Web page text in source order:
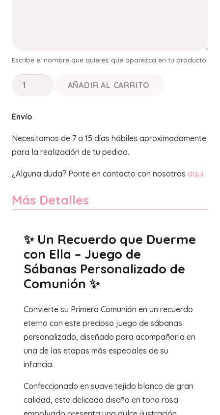
Escribe el nombre que quieres que aparezca en tu producto
✨
que
Duerme
con
–
de
Personalizado
Comunión
cantidad
AÑADIR AL CARRITO
Envío
Necesitamos de 7 a 15 días hábiles aproximadamente
para la realización de tu pedido.
¿Alguna duda? Ponte en contacto con nosotros aquí.
Más Detalles
✨ Un Recuerdo que Duerme
con Ella – Juego de
Sábanas Personalizado de
Comunión ✨
Convierte su Primera Comunión en un recuerdo
eterno con este precioso juego de sábanas
personalizado, diseñado para acompañarla en
una de las etapas más especiales de su
infancia.
Confeccionado en suave tejido blanco de gran
calidad, este delicado diseño en tono rosa